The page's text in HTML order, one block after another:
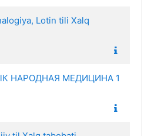
Lotin tili Xalq
НАРОДНАЯ МЕДИЦИНА 1